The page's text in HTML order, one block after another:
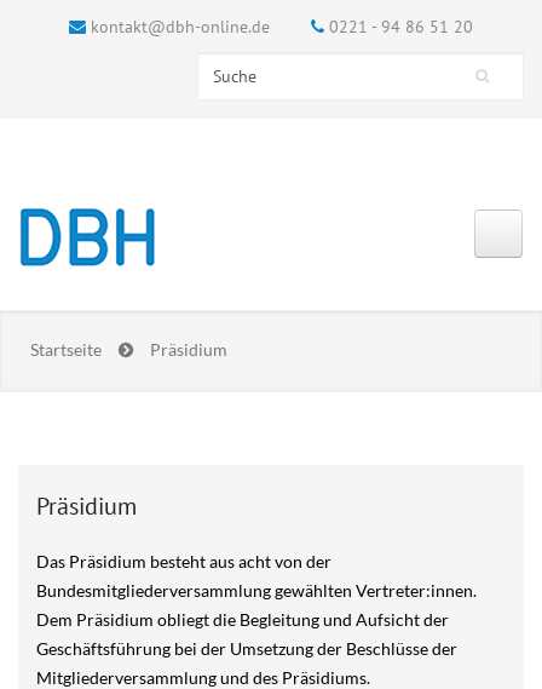
kontakt@dbh-online.de 0221 - 94 86 51 20
Suchformular
Search this site
Startseite Präsidium
Präsidium
Das Präsidium besteht aus acht von der
Bundesmitgliederversammlung gewählten Vertreter:innen.
Dem Präsidium obliegt die Begleitung und Aufsicht der
Geschäftsführung bei der Umsetzung der Beschlüsse der
Mitgliederversammlung und des Präsidiums.